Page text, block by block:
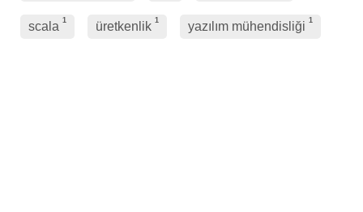
scala 1 üretkenlik 1 yazılım mühendisliği 1